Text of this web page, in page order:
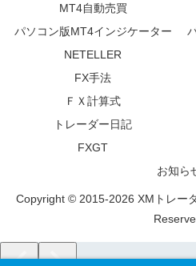
MT4自動売買
パソコン版MT4インジケーター
NETELLER
FX手法
ＦＸ計算式
トレーダー日記
FXGT
お知ら
Copyright © 2015-2026 XMトレー